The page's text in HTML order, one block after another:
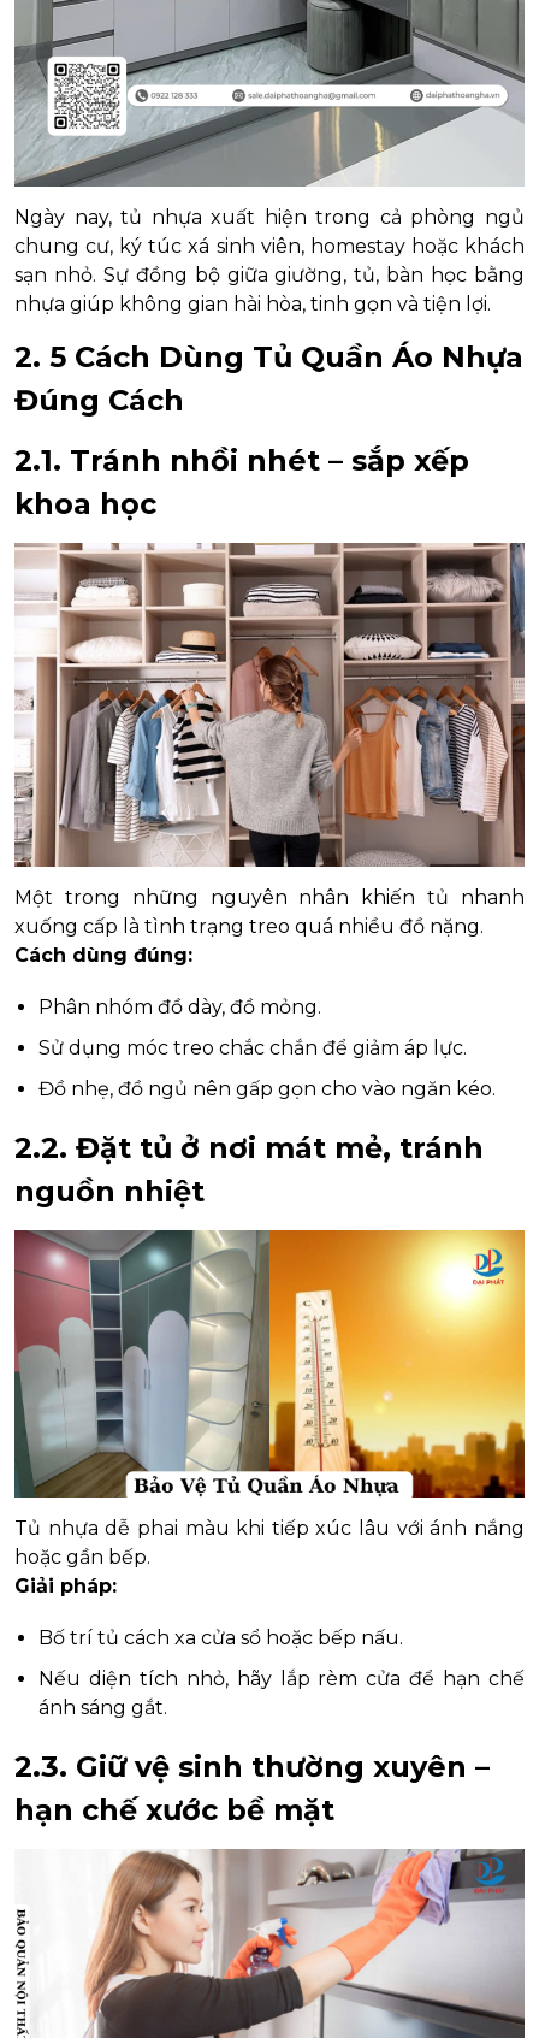
Ngày nay, tủ nhựa xuất hiện trong cả phòng ngủ
chung cư, ký túc xá sinh viên, homestay hoặc khách
sạn nhỏ. Sự đồng bộ giữa giường, tủ, bàn học bằng
nhựa giúp không gian hài hòa, tinh gọn và tiện lợi.
2. 5 Cách Dùng Tủ Quần Áo Nhựa
Đúng Cách
2.1. Tránh nhồi nhét – sắp xếp
khoa học
Một trong những nguyên nhân khiến tủ nhanh
xuống cấp là tình trạng treo quá nhiều đồ nặng.
Cách dùng đúng:
Phân nhóm đồ dày, đồ mỏng.
Sử dụng móc treo chắc chắn để giảm áp lực.
Đồ nhẹ, đồ ngủ nên gấp gọn cho vào ngăn kéo.
2.2. Đặt tủ ở nơi mát mẻ, tránh
nguồn nhiệt
Tủ nhựa dễ phai màu khi tiếp xúc lâu với ánh nắng
hoặc gần bếp.
Giải pháp:
Bố trí tủ cách xa cửa sổ hoặc bếp nấu.
Nếu diện tích nhỏ, hãy lắp rèm cửa để hạn chế
ánh sáng gắt.
2.3. Giữ vệ sinh thường xuyên –
hạn chế xước bề mặt